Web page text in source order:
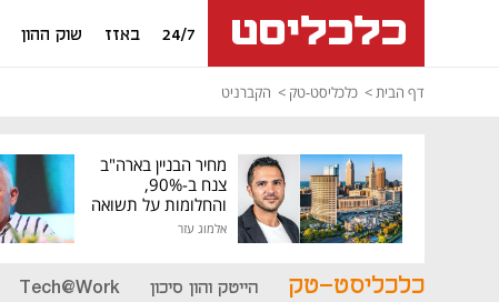
24/7 באזז שוק ההון
דף הבית כלכליסט-טק הקברניט
מחיר הבניין בארה"ב
צנח ב-90%,
והחלומות על תשואה
גבוהה התנפצו
אלמוג עזר
כלכליסט-טק הייטק והון סיכון Tech@Work